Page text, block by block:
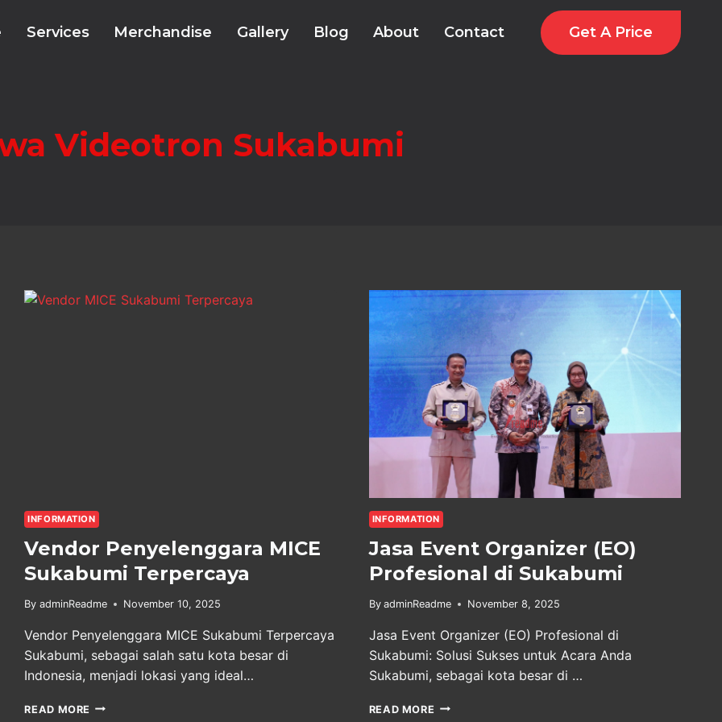
Services Merchandise Gallery Blog About Contact Get A Price
Videotron Sukabumi
INFORMATION
Vendor Penyelenggara MICE
Sukabumi Terpercaya
By adminReadme November 10, 2025
Vendor Penyelenggara MICE Sukabumi Terpercaya
Sukabumi, sebagai salah satu kota besar di
Indonesia, menjadi lokasi yang ideal…
READ MORE VENDOR
INFORMATION
Jasa Event Organizer (EO)
Profesional di Sukabumi
By adminReadme November 8, 2025
Jasa Event Organizer (EO) Profesional di
Sukabumi: Solusi Sukses untuk Acara Anda
Sukabumi, sebagai kota besar di …
READ MORE JASA